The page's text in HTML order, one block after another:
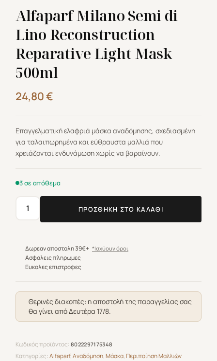
Alfaparf Milano Semi di
Lino Reconstruction
Reparative Light Mask
500ml
24,80€
Επαγγελματική ελαφριά μάσκα αναδόμησης, σχεδιασμένη
για ταλαιπωρημένα και εύθραυστα μαλλιά που
χρειάζονται ενδυνάμωση χωρίς να βαραίνουν.
3 σε απόθεμα
Alfaparf
Lino
Reconstruction
Light
Mask
500ml
ποσότητα
ΠΡΟΣΘΉΚΗ ΣΤΟ ΚΑΛΆΘΙ
Δωρεαν αποστολη 39€+ *Ισχύουν όροι
Ασφαλεις πληρωμες
Ευκολες επιστροφες
Θερινές διακοπές: η αποστολή της παραγγελίας σας
θα γίνει από Δευτέρα 17/8.
Κωδικός προϊόντος: 8022297175348
Κατηγορίες:Alfaparf,Αναδόμηση,Μάσκα,Περιποίηση Μαλλιών